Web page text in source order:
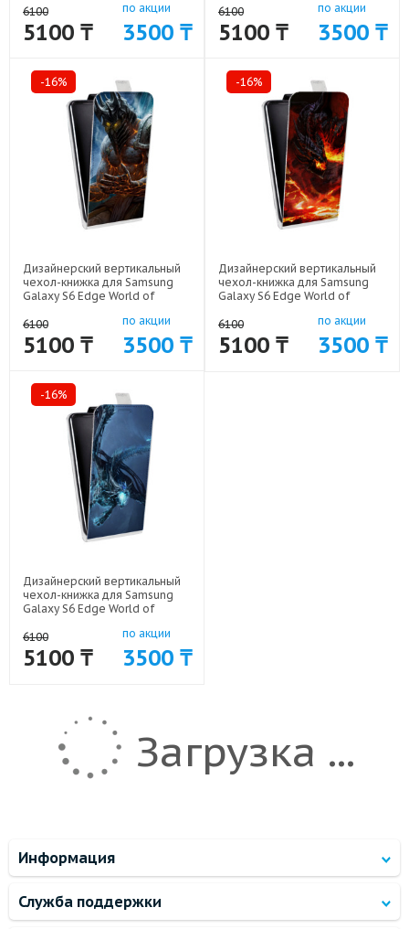
6100
5100 ₸
по акции
3500 ₸
6100
5100 ₸
по акции
3500 ₸
-16%
Дизайнерский вертикальный
чехол-книжка для Samsung
Galaxy S6 Edge World of
6100
5100 ₸
по акции
3500 ₸
-16%
Дизайнерский вертикальный
чехол-книжка для Samsung
Galaxy S6 Edge World of
6100
5100 ₸
по акции
3500 ₸
-16%
Дизайнерский вертикальный
чехол-книжка для Samsung
Galaxy S6 Edge World of
6100
5100 ₸
по акции
3500 ₸
Загрузка ...
Информация
Служба поддержки